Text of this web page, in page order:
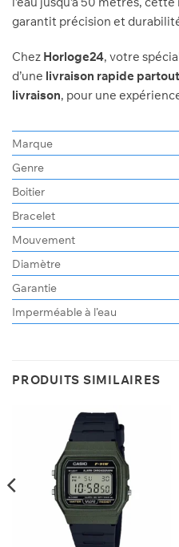
garantit précision et
Chez Horloge24, votre
d’une livraison rapide
livraison, pour une
Marque
Genre
Boitier
Bracelet
Mouvement
Diamètre
Garantie
Imperméable à l’eau
PRODUITS SIMILAIRES